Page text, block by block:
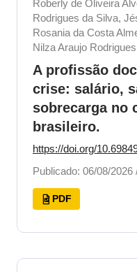
Roberly de Oliveira
Rodrigues da Silva,
Rosania da Costa
Nilza Araujo
A profissão
crise: salário,
sobrecarga no
brasileiro.
https://doi.org/
Publicado: 06/08/
PDF